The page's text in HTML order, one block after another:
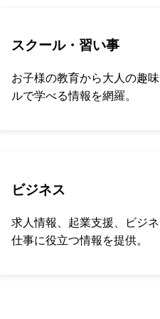
スクール・習い事
お子様の教育から大人の趣
ルで学べる情報を網羅。
ビジネス
求人情報、起業支援、ビジネ
仕事に役立つ情報を提供。